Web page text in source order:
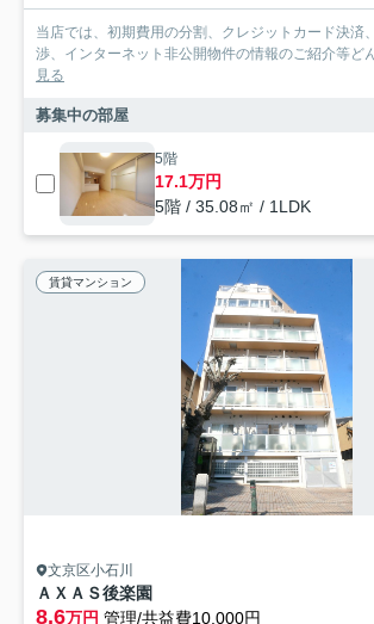
当店では、初期費用の分割、クレジットカード決済
渉、インターネット非公開物件の情報のご紹介等ど
見る
募集中の部屋
5階
17.1万円
5階 / 35.08㎡ / 1LDK
賃貸マンション
文京区小石川
ＡＸＡＳ後楽園
8.6万円 管理/共益費10,000円